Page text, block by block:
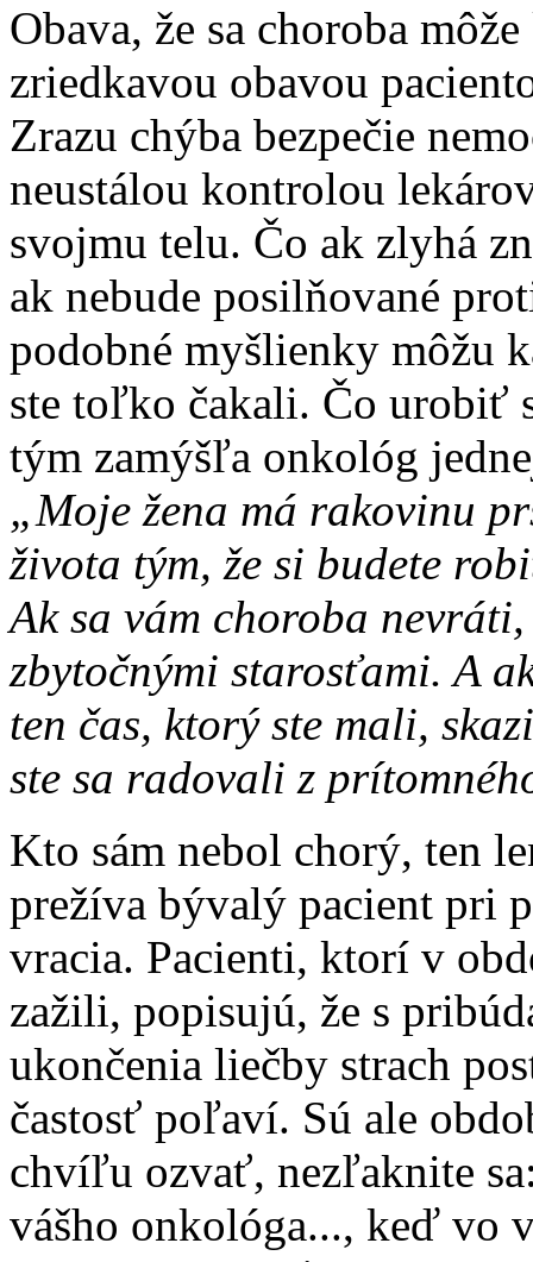
Obava, že sa choroba
zriedkavou obavou
Zrazu chýba bezpečie
neustálou kontrolou
svojmu telu. Čo ak zlyhá
ak nebude posilňované
podobné myšlienky môžu
ste toľko čakali. Čo urobiť
tým zamýšľa onkológ
„Moje žena má rakovinu
života tým, že si budete
Ak sa vám choroba
zbytočnými starosťami. A
ten čas, ktorý ste mali,
ste sa radovali z
Kto sám nebol chorý, ten
prežíva bývalý pacient pri
vracia. Pacienti, ktorí v
zažili, popisujú, že s
ukončenia liečby strach
častosť poľaví. Sú ale
chvíľu ozvať, nezľaknite
vášho onkológa..., keď vo